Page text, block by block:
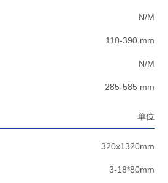
N/M
110-390 mm
N/M
285-585 mm
单位
320x1320mm
3-18*80mm